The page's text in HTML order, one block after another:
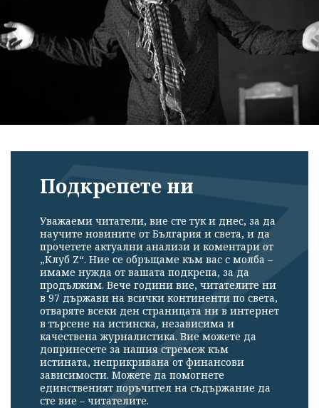
Подкрепете ни
Уважаеми читатели, вие сте тук и днес, за да
научите новините от България и света, и да
прочетете актуални анализи и коментари от
„Клуб Z“. Ние се обръщаме към вас с молба –
имаме нужда от вашата подкрепа, за да
продължим. Вече години вие, читателите ни
в 97 държави на всички континенти по света,
отваряте всеки ден страницата ни в интернет
в търсене на истинска, независима и
качествена журналистика. Вие можете да
допринесете за нашия стремеж към
истината, неприкривана от финансови
зависимости. Можете да помогнете
единственият поръчител на съдържание да
сте вие – читателите.